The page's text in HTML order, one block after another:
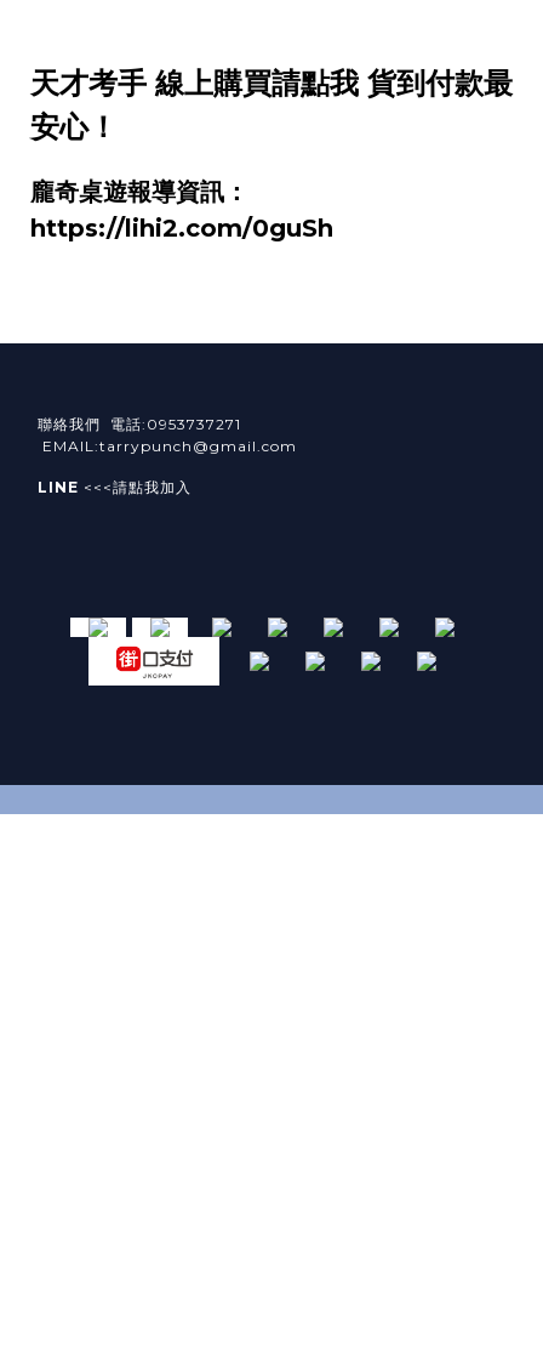
天才考手 線上購買請點我 貨到付款最
安心！
龐奇桌遊報導資訊：
https://lihi2.com/0guSh
聯絡我們 電話:0953737271
EMAIL:tarrypunch@gmail.com
LINE <<<請點我加入